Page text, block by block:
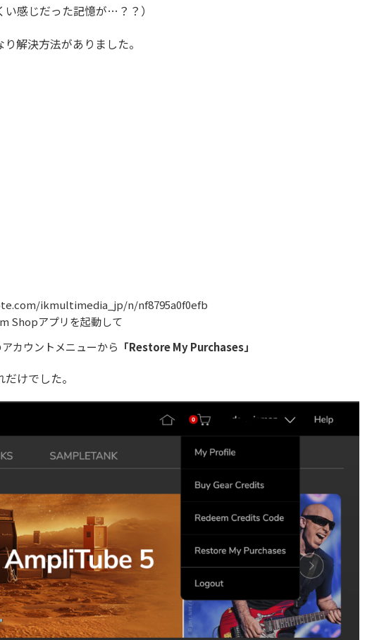
い感じだった記憶が…？？）
解決方法がありました。
ikmultimedia_jp/n/nf8795a0f0efb
Shopアプリを起動して
カウントメニューから 「Restore My Purchases」
けでした。